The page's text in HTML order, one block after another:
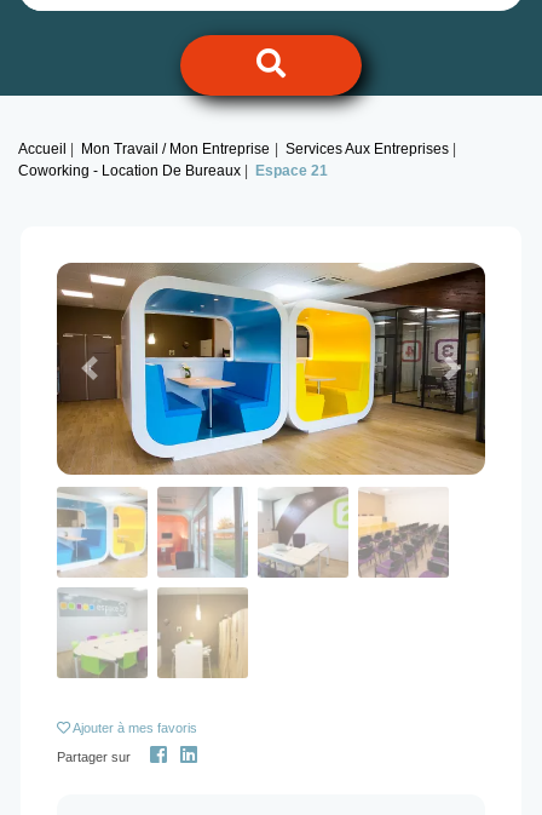
Accueil Mon Travail / Mon Entreprise
Services Aux Entreprises
Coworking - Location De Bureaux
Espace 21
Previous Next
Ajouter à mes favoris
Partager sur